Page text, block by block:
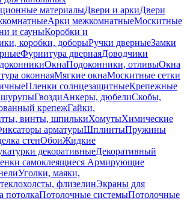
материалыДвери и аркиДвери
Арки межкомнатныеМоскитные
и сауныКоробки и
коробки, доборыРучки дверныеЗамки
Фурнитура двернаяДоводчики
ОкнаПодоконники, отливыОкна
оконнаяМягкие окнаМоскитные сетки
Пленки солнцезащитныеКрепежные
шурупыГвоздиАнкеры, дюбелиСкобы,
крепежГайки,
винты, шпилькиХомутыХимические
арматурыШплинтыПружины
стенОбоиЖидкие
декоративныеДекоративный
самоклеящиеся Армирующие
Уголки, маяки,
флизелинЭкраны для
потолкаПотолочные системыПотолочные